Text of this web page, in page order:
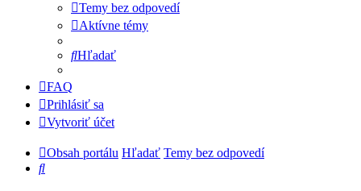
Temy bez odpovedí
Aktívne témy
Hľadať
FAQ
Prihlásiť sa
Vytvoriť účet
Obsah portálu Hľadať Temy bez odpovedí
Hľadať